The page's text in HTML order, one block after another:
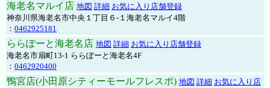
海老名マルイ店 地図 詳細 お気に入り店舗登録
神奈川県海老名市中央１丁目６-１海老名マルイ4階
： 0462925181
ららぽーと海老名店 地図 詳細 お気に入り店舗登録
海老名市扇町13-1 ららぽーと海老名4F
： 0462920400
鴨宮店(小田原シティーモールフレスポ) 地図 詳細 お気に入り店